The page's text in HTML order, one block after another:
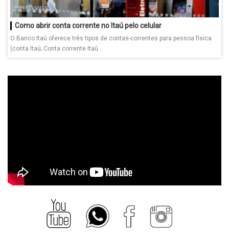
Como abrir conta corrente no Itaú pelo celular
O Banco Itaú oferece três tipos de contas-correntes para pessoa física
(conta Itaú; Conta corrente Itaú...